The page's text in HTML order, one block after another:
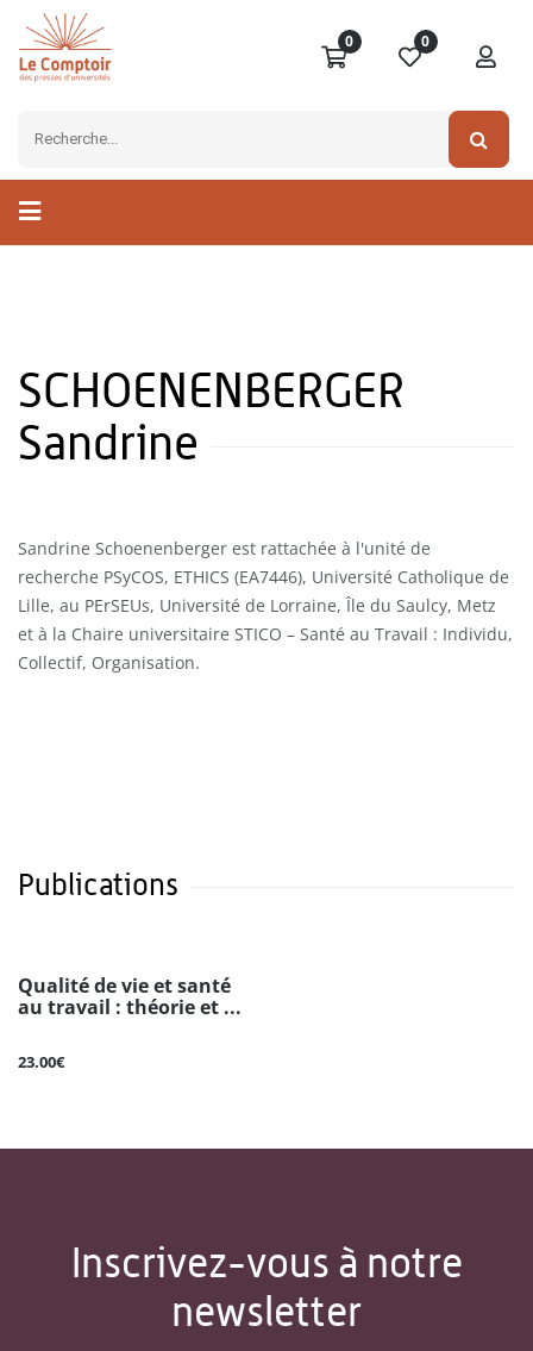
0 0
SCHOENENBERGER
Sandrine
Sandrine Schoenenberger est rattachée à l'unité de
recherche PSyCOS, ETHICS (EA7446), Université Catholique de
Lille, au PErSEUs, Université de Lorraine, Île du Saulcy, Metz
et à la Chaire universitaire STICO – Santé au Travail : Individu,
Collectif, Organisation.
Publications
Qualité de vie et santé
au travail : théorie et ...
23.00€
Inscrivez-vous à notre
newsletter